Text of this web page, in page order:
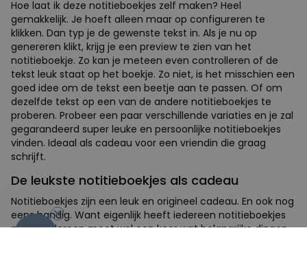
Hoe laat ik deze notitieboekjes zelf maken? Heel
gemakkelijk. Je hoeft alleen maar op configureren te
klikken. Dan typ je de gewenste tekst in. Als je nu op
genereren klikt, krijg je een preview te zien van het
notitieboekje. Zo kan je meteen even controlleren of de
tekst leuk staat op het boekje. Zo niet, is het misschien een
goed idee om de tekst een beetje aan te passen. Of om
dezelfde tekst op een van de andere notitieboekjes te
proberen. Probeer een paar verschillende variaties en je zal
gegarandeerd super leuke en persoonlijke notitieboekjes
vinden. Ideaal als cadeau voor een vriendin die graag
schrijft.
De leukste notitieboekjes als cadeau
Notitieboekjes zijn een leuk en origineel cadeau. En ook nog
eens handig. Want eigenlijk heeft iedereen notitieboekjes
nodig. Iedereen moet wel een keer wat belangrijke dingen